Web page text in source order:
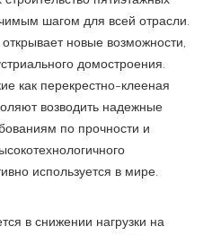
шагом для всей отрасли.
новые возможности,
домостроения.
как перекрестно-клееная
возводить надежные
по прочности и
используется в мире.
в снижении нагрузки на